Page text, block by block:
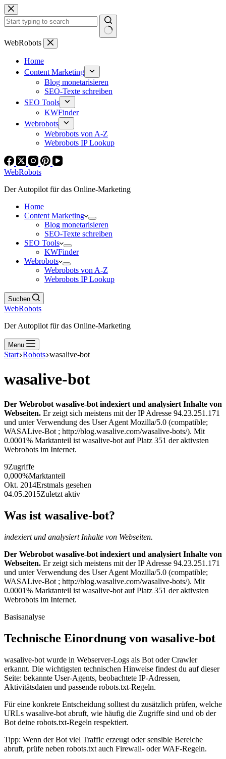
Zum
Inhalt
springen
Keine
WebRobots
Home
Content Marketing
Blog monetarisieren
SEO-Texte schreiben
SEO Tools
KWFinder
Webrobots
Webrobots von A-Z
Webrobots IP Lookup
WebRobots
Der Autopilot für das Online-Marketing
Home
Content Marketing
Blog monetarisieren
SEO-Texte schreiben
SEO Tools
KWFinder
Webrobots
Webrobots von A-Z
Webrobots IP Lookup
Suchen
WebRobots
Der Autopilot für das Online-Marketing
Menu
Start Robots wasalive-bot
wasalive-bot
Der Webrobot wasalive-bot indexiert und analysiert Inhalte von
Webseiten. Er zeigt sich meistens mit der IP Adresse 94.23.251.171
und unter Verwendung des User Agent Mozilla/5.0 (compatible;
WASALive-Bot ; http://blog.wasalive.com/wasalive-bots/). Mit
0.0001% Marktanteil ist wasalive-bot auf Platz 351 der aktivsten
Webrobots im Internet.
9Zugriffe
0,000%Marktanteil
Okt. 2014Erstmals gesehen
04.05.2015Zuletzt aktiv
Was ist wasalive-bot?
indexiert und analysiert Inhalte von Webseiten.
Der Webrobot wasalive-bot indexiert und analysiert Inhalte von
Webseiten. Er zeigt sich meistens mit der IP Adresse 94.23.251.171
und unter Verwendung des User Agent Mozilla/5.0 (compatible;
WASALive-Bot ; http://blog.wasalive.com/wasalive-bots/). Mit
0.0001% Marktanteil ist wasalive-bot auf Platz 351 der aktivsten
Webrobots im Internet.
Basisanalyse
Technische Einordnung von wasalive-bot
wasalive-bot wurde in Webserver-Logs als Bot oder Crawler
erkannt. Die wichtigsten technischen Hinweise findest du auf dieser
Seite: bekannte User-Agents, beobachtete IP-Adressen,
Aktivitätsdaten und passende robots.txt-Regeln.
Für eine konkrete Entscheidung solltest du zusätzlich prüfen, welche
URLs wasalive-bot abruft, wie häufig die Zugriffe sind und ob der
Bot deine robots.txt-Regeln respektiert.
Tipp: Wenn der Bot viel Traffic erzeugt oder sensible Bereiche
abruft, prüfe neben robots.txt auch Firewall- oder WAF-Regeln.